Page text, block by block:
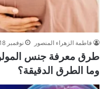
فاطمة الزهراء المنصور نوفمبر 18, 2023
طرق معرفة جنس
وما الطرق الدقيقة؟